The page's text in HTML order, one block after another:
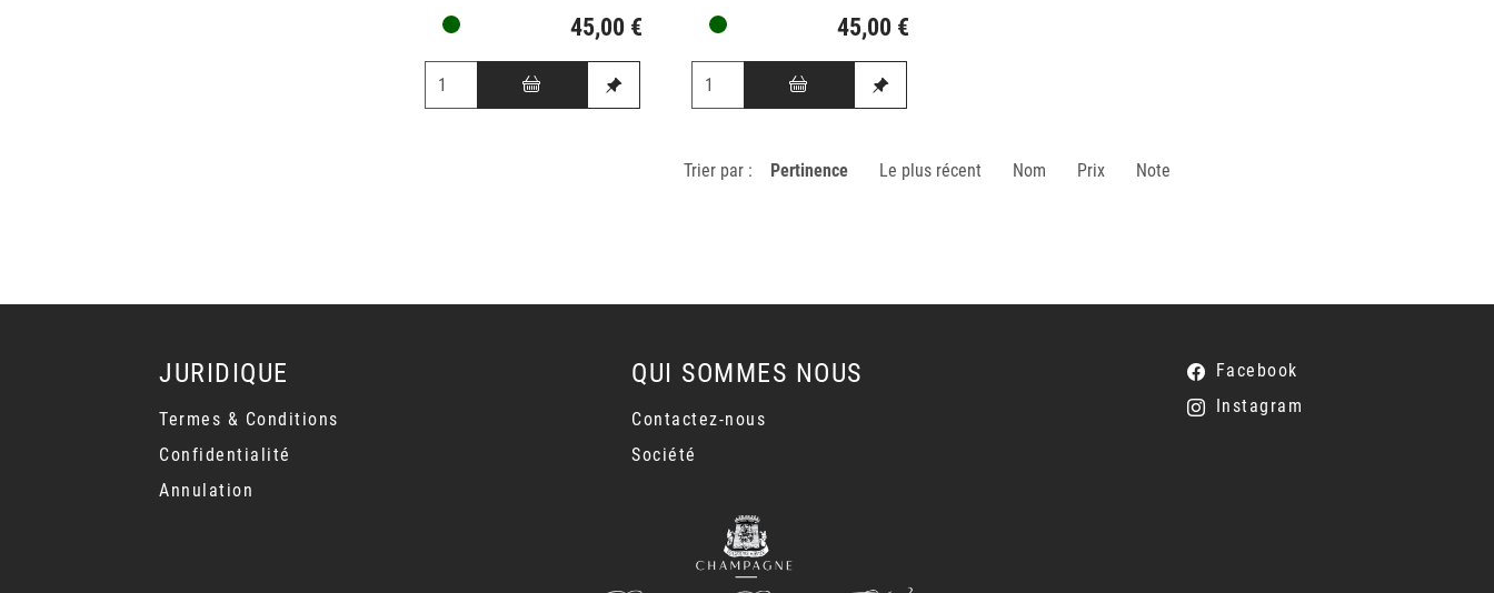
45,00 € 45,00 €
Trier par : Pertinence Le plus récent Nom Prix Note
JURIDIQUE
Termes & Conditions
Confidentialité
Annulation
QUI SOMMES NOUS
Contactez-nous
Société
Facebook
Instagram